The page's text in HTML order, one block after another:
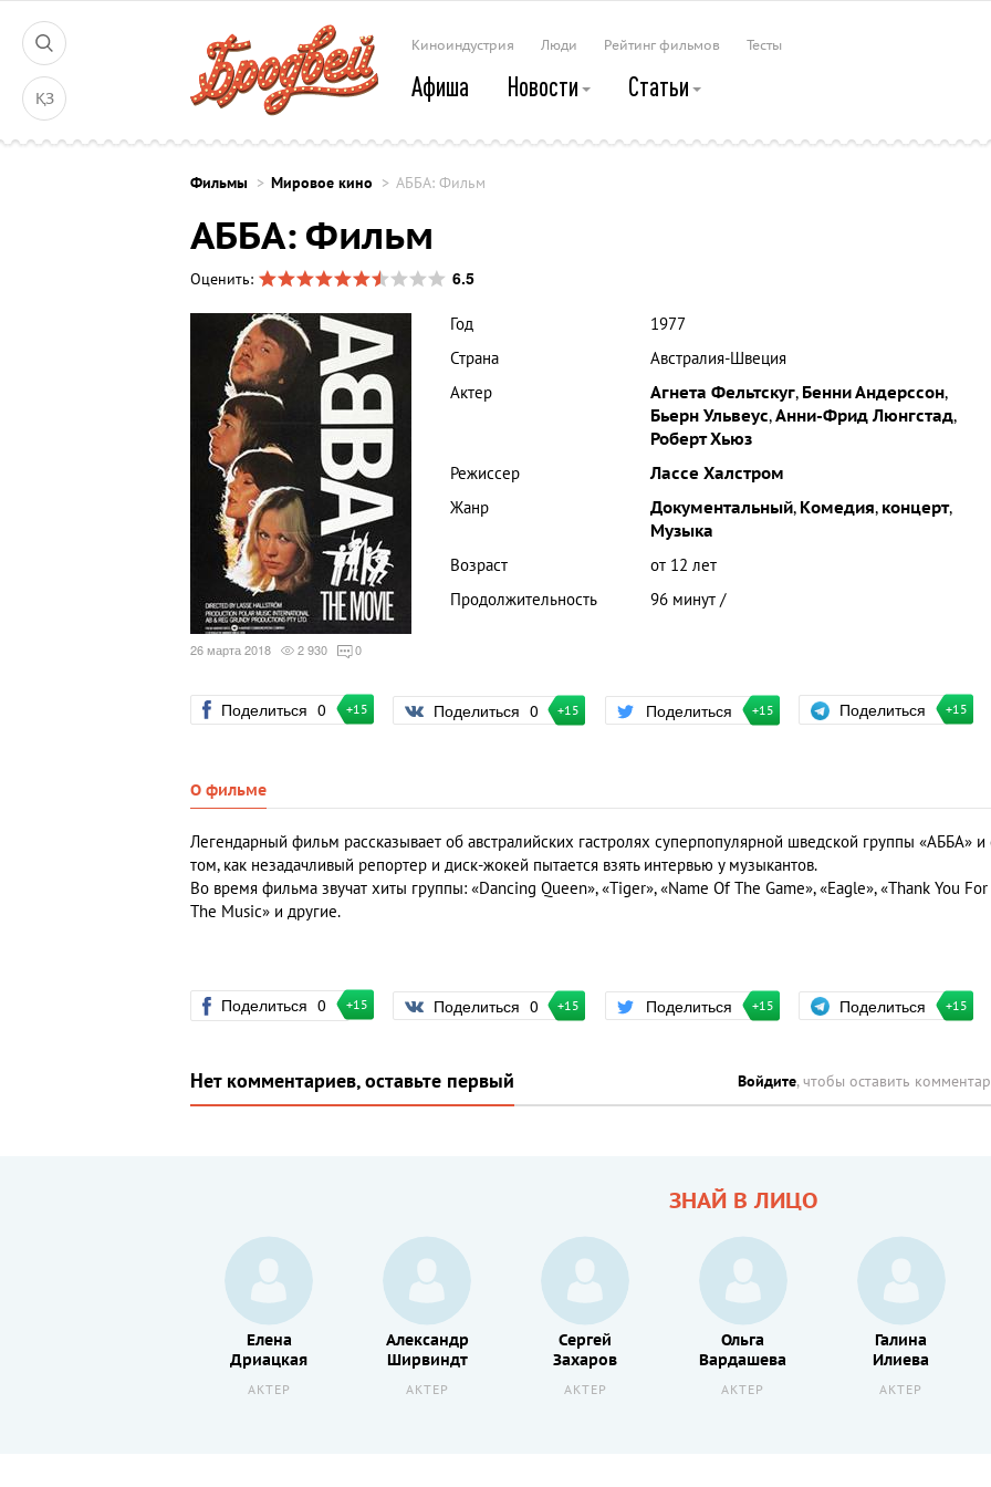
ҚЗ
Киноиндустрия Люди Рейтинг фильмов Тесты
Афиша Новости Статьи
Фильмы Мировое кино АББА: Фильм
АББА: Фильм
Оценить: 6.5
26 марта 2018 2 930 0
Год
1977
Страна
Австралия-Швеция
Актер
Агнета Фельтскуг, Бенни Андерссон,
Бьерн Ульвеус,Анни-Фрид Люнгстад,
Роберт Хьюз
Режиссер
Лассе Халстром
Жанр
Документальный, Комедия, концерт,
Музыка
Возраст
от 12 лет
Продолжительность
96 минут /
Поделиться 0 +15 Поделиться 0 +15 Поделиться +15 Поделиться +15
О фильме
Легендарный фильм рассказывает об австралийских гастролях суперпопулярной шведской группы «АББА» и
том, как незадачливый репортер и диск-жокей пытается взять интервью у музыкантов.
Во время фильма звучат хиты группы: «Dancing Queen», «Tiger», «Name Of The Game», «Eagle», «Thank You For
The Music» и другие.
Поделиться 0 +15 Поделиться 0 +15 Поделиться +15 Поделиться +15
Нет комментариев, оставьте первый Войдите, чтобы оставить
ЗНАЙ В ЛИЦО
Елена
Дриацкая
АКТЕР
Александр
Ширвиндт
АКТЕР
Сергей
Захаров
АКТЕР
Ольга
Вардашева
АКТЕР
Галина
Илиева
АКТЕР